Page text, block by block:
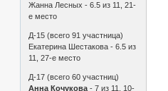
Жанна Лесных - 6.5 из 11, 21-
е место
Д-15 (всего 91 участница)
Екатерина Шестакова - 6.5 из
11, 27-е место
Д-17 (всего 60 участниц)
Анна Кочукова - 7 из 11, 10-